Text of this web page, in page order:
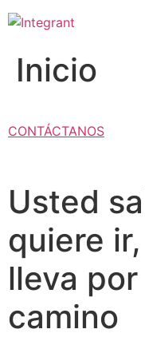
al
Inicio
CONTÁCTANOS
Usted
quiere
lleva
camino